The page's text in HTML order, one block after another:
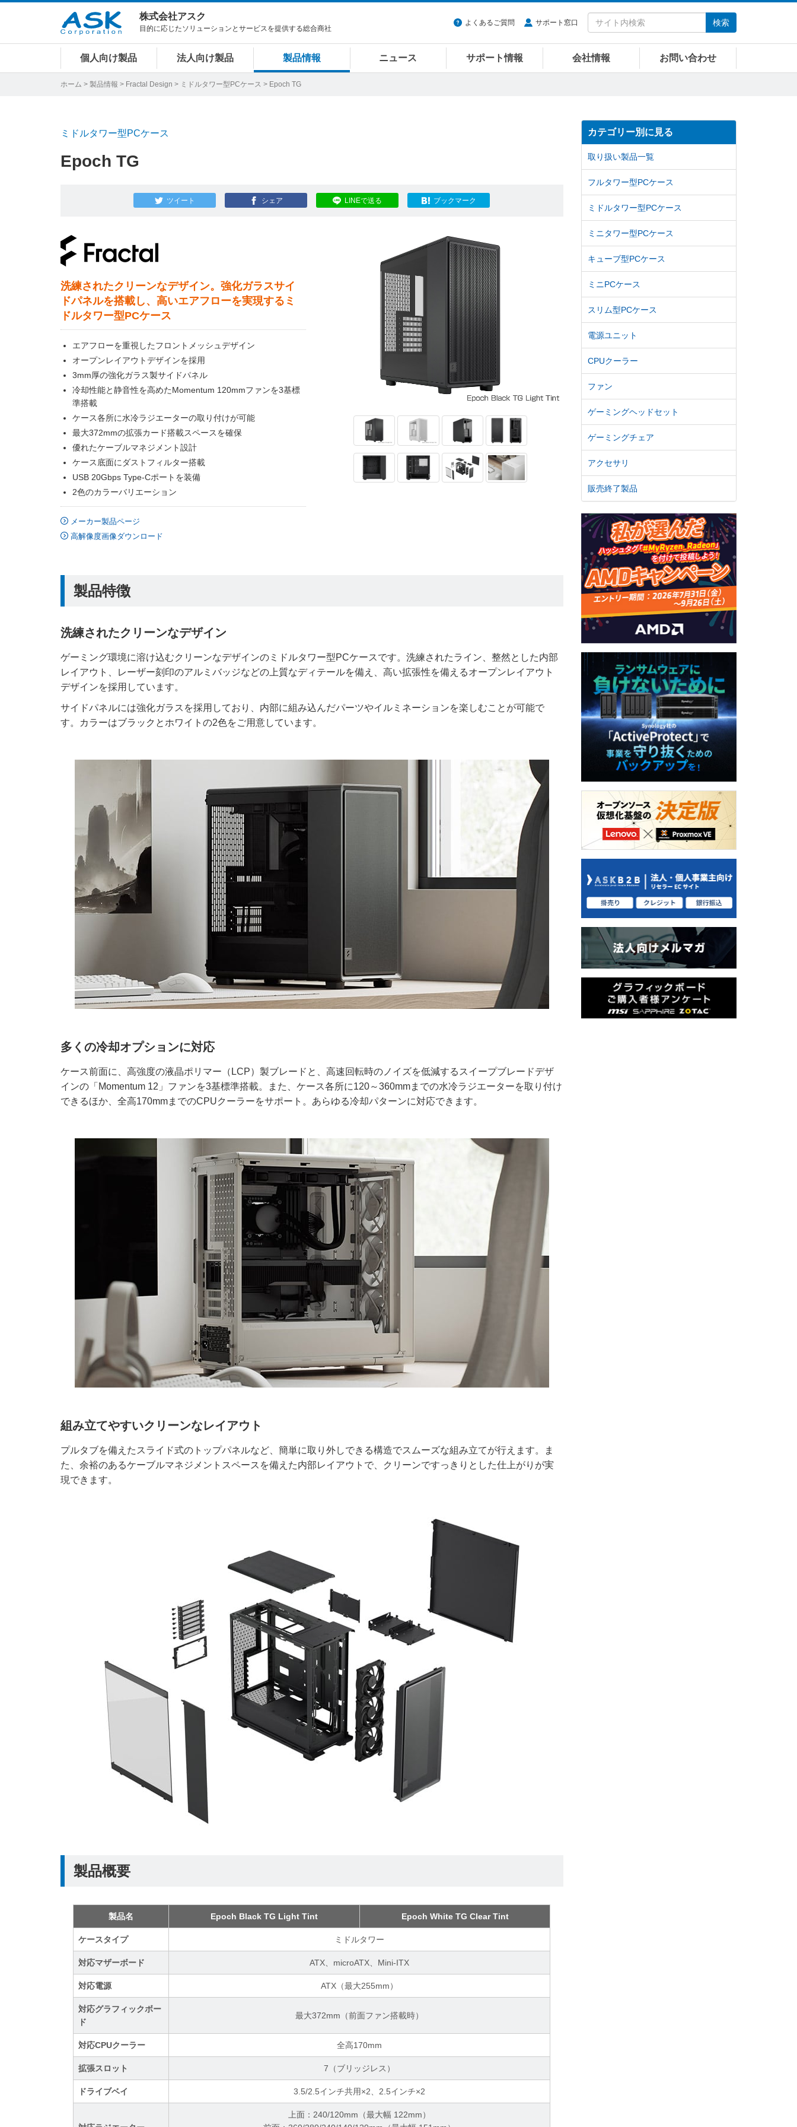
株式会社アスク
目的に応じたソリューションとサービスを提供する総合商社
よくあるご質問 サポート窓口 検索
個人向け製品 法人向け製品 製品情報 ニュース サポート情報 会社情報 お問い合わせ
ホーム > 製品情報 > Fractal Design > ミドルタワー型PCケース > Epoch TG
ミドルタワー型PCケース
Epoch TG
ツイート シェア LINEで送る ブックマーク
洗練されたクリーンなデザイン。強化ガラスサイ
ドパネルを搭載し、高いエアフローを実現するミ
ドルタワー型PCケース
エアフローを重視したフロントメッシュデザイン
オープンレイアウトデザインを採用
3mm厚の強化ガラス製サイドパネル
冷却性能と静音性を高めたMomentum 120mmファンを3基標
準搭載
ケース各所に水冷ラジエーターの取り付けが可能
最大372mmの拡張カード搭載スペースを確保
優れたケーブルマネジメント設計
ケース底面にダストフィルター搭載
USB 20Gbps Type-Cポートを装備
2色のカラーバリエーション
メーカー製品ページ
高解像度画像ダウンロード
製品特徴
洗練されたクリーンなデザイン
ゲーミング環境に溶け込むクリーンなデザインのミドルタワー型PCケースです。洗練されたライン、整然とした内部
レイアウト、レーザー刻印のアルミバッジなどの上質なディテールを備え、高い拡張性を備えるオープンレイアウト
デザインを採用しています。
サイドパネルには強化ガラスを採用しており、内部に組み込んだパーツやイルミネーションを楽しむことが可能で
す。カラーはブラックとホワイトの2色をご用意しています。
多くの冷却オプションに対応
ケース前面に、高強度の液晶ポリマー（LCP）製ブレードと、高速回転時のノイズを低減するスイープブレードデザ
インの「Momentum 12」ファンを3基標準搭載。また、ケース各所に120～360mmまでの水冷ラジエーターを取り付け
できるほか、全高170mmまでのCPUクーラーをサポート。あらゆる冷却パターンに対応できます。
組み立てやすいクリーンなレイアウト
プルタブを備えたスライド式のトップパネルなど、簡単に取り外しできる構造でスムーズな組み立てが行えます。ま
た、余裕のあるケーブルマネジメントスペースを備えた内部レイアウトで、クリーンですっきりとした仕上がりが実
現できます。
製品概要
製品名 Epoch Black TG Light Tint Epoch White TG Clear Tint
ケースタイプ ミドルタワー
対応マザーボード ATX、microATX、Mini-ITX
対応電源 ATX（最大255mm）
対応グラフィックボー
ド
最大372mm（前面ファン搭載時）
対応CPUクーラー 全高170mm
拡張スロット 7（ブリッジレス）
ドライブベイ 3.5/2.5インチ共用×2、2.5インチ×2
上面：240/120mm（最大幅 122mm）
カテゴリー別に見る
取り扱い製品一覧
フルタワー型PCケース
ミドルタワー型PCケース
ミニタワー型PCケース
キューブ型PCケース
ミニPCケース
スリム型PCケース
電源ユニット
CPUクーラー
ファン
ゲーミングヘッドセット
ゲーミングチェア
アクセサリ
販売終了製品